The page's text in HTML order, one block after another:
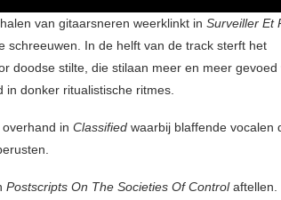
van gitaarsneren weerklinkt in Surveiller Et
schreeuwen. In de helft van de track sterft het
doodse stilte, die stilaan meer en meer gevoed
donker ritualistische ritmes.
in Classified waarbij blaffende vocalen
Postscripts On The Societies Of Controlaftellen.